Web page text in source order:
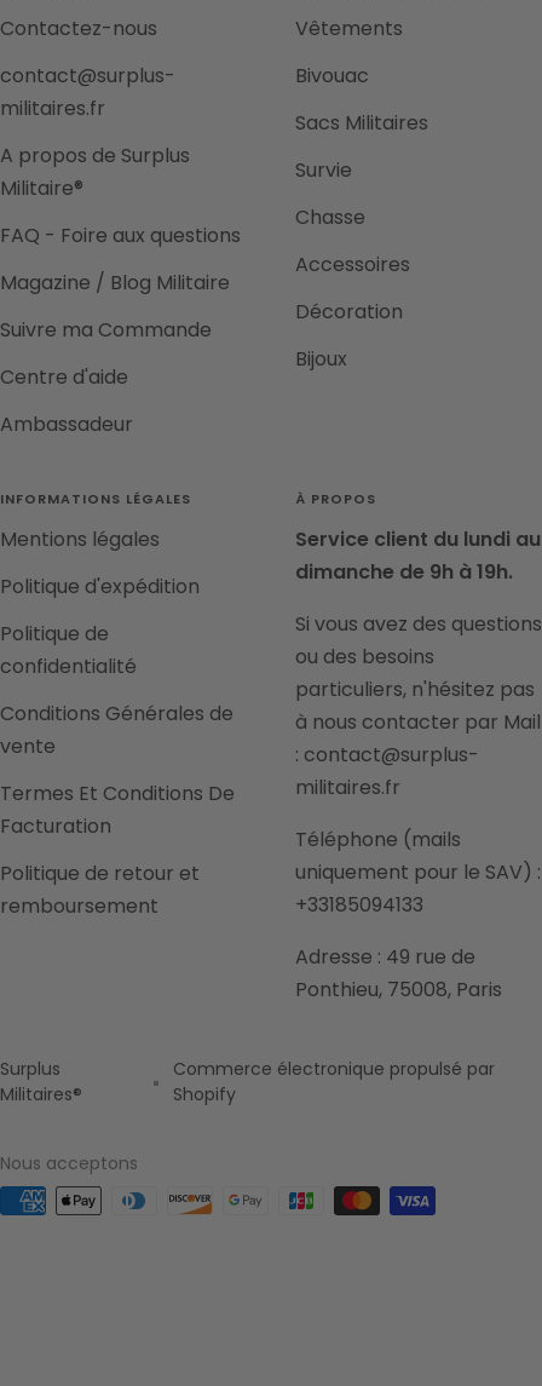
Contactez-nous
contact@surplus-
militaires.fr
A propos de Surplus
Militaire®
FAQ - Foire aux questions
Magazine / Blog Militaire
Suivre ma Commande
Centre d'aide
Ambassadeur
Vêtements
Bivouac
Sacs Militaires
Survie
Chasse
Accessoires
Décoration
Bijoux
INFORMATIONS LÉGALES
Mentions légales
Politique d'expédition
Politique de
confidentialité
Conditions Générales de
vente
Termes Et Conditions De
Facturation
Politique de retour et
remboursement
À PROPOS
Service client du lundi au
dimanche de 9h à 19h.
Si vous avez des questions
ou des besoins
particuliers, n'hésitez pas
à nous contacter par Mail
: contact@surplus-
militaires.fr
Téléphone (mails
uniquement pour le SAV) :
+33185094133
Adresse : 49 rue de
Ponthieu, 75008, Paris
Surplus
Militaires®
Commerce électronique propulsé par
Shopify
Nous acceptons